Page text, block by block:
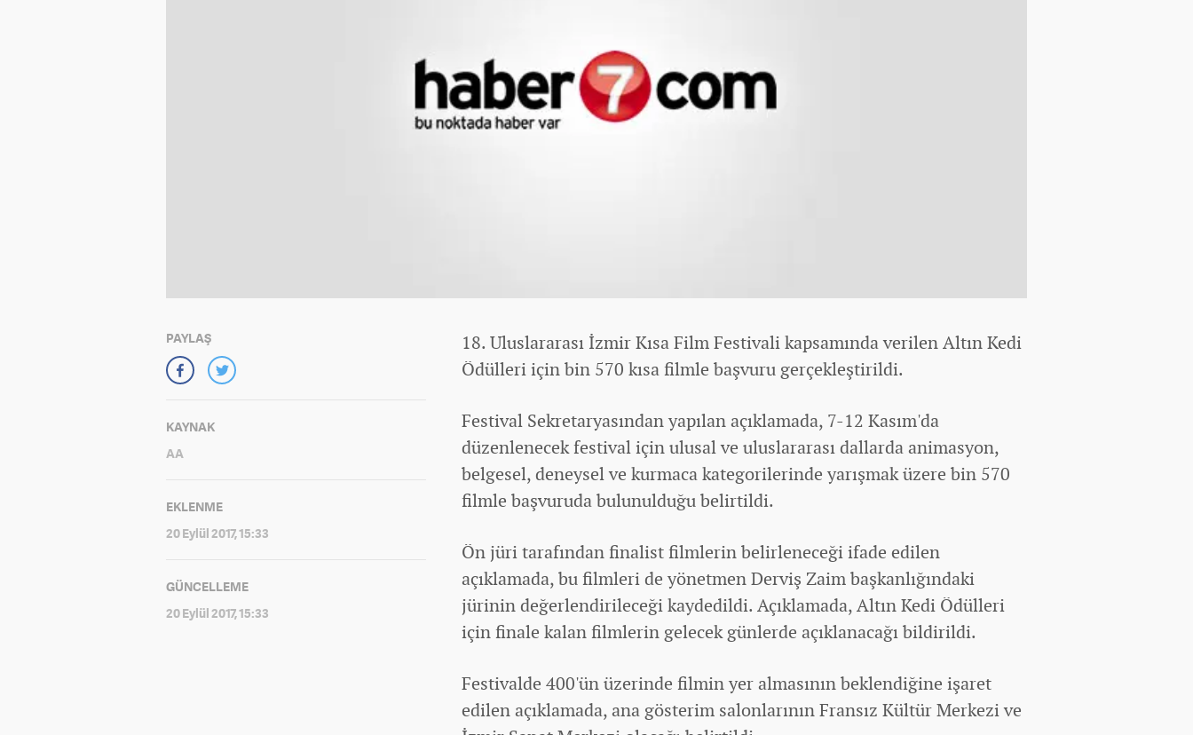
PAYLAŞ
KAYNAK
AA
EKLENME
20 Eylül 2017, 15:33
GÜNCELLEME
20 Eylül 2017, 15:33
18. Uluslararası İzmir Kısa Film Festivali kapsamında verilen Altın Kedi
Ödülleri için bin 570 kısa filmle başvuru gerçekleştirildi.
Festival Sekretaryasından yapılan açıklamada, 7-12 Kasım'da
düzenlenecek festival için ulusal ve uluslararası dallarda animasyon,
belgesel, deneysel ve kurmaca kategorilerinde yarışmak üzere bin 570
filmle başvuruda bulunulduğu belirtildi.
Ön jüri tarafından finalist filmlerin belirleneceği ifade edilen
açıklamada, bu filmleri de yönetmen Derviş Zaim başkanlığındaki
jürinin değerlendirileceği kaydedildi. Açıklamada, Altın Kedi Ödülleri
için finale kalan filmlerin gelecek günlerde açıklanacağı bildirildi.
Festivalde 400'ün üzerinde filmin yer almasının beklendiğine işaret
edilen açıklamada, ana gösterim salonlarının Fransız Kültür Merkezi ve